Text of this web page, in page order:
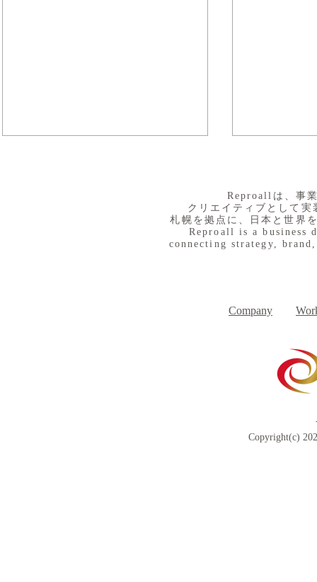
​Reproallは、事
クリエイティブとして
札幌を拠点に、日本と世界
Reproall is a business
connecting strategy,
Company
Copyright(c)